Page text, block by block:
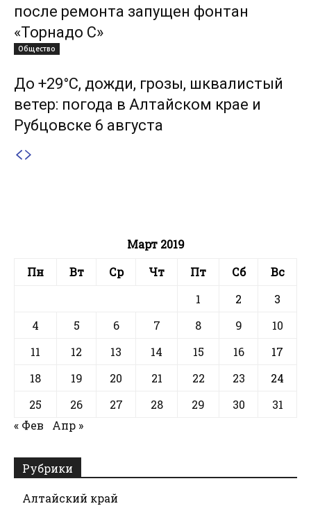
после ремонта запущен фонтан
«Торнадо С»
Общество
До +29°С, дожди, грозы, шквалистый
ветер: погода в Алтайском крае и
Рубцовске 6 августа
Март 2019
Пн
Вт Ср Чт Пт Сб
Вс
1
2
3
4
5 6 7 8 9
10
11
12 13 14 15 16
17
18
19 20 21 22 23
24
25
26 27 28 29 30
31
« Фев
Апр »
Рубрики
Алтайский край